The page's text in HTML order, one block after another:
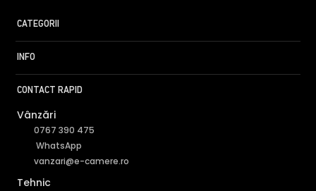
CATEGORII
INFO
CONTACT RAPID
Vânzări
0767 390 475
WhatsApp
vanzari@e-camere.ro
Tehnic